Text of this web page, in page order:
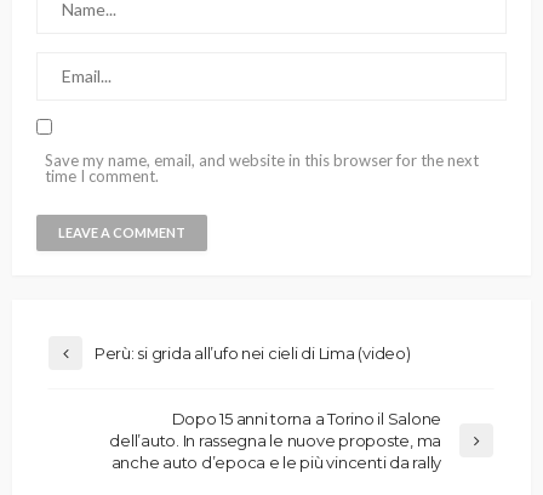
Save my name, email, and website in this browser for the next
time I comment.
Perù: si grida all’ufo nei cieli di Lima (video)
Dopo 15 anni torna a Torino il Salone
dell’auto. In rassegna le nuove proposte, ma
anche auto d’epoca e le più vincenti da rally